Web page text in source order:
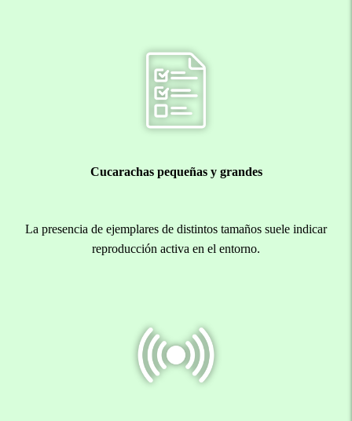
Cucarachas pequeñas y grandes
La presencia de ejemplares de distintos tamaños suele indicar
reproducción activa en el entorno.